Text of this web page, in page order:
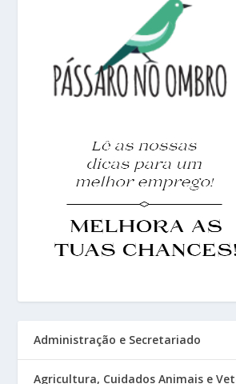
Administração e Secretariado
Agricultura, Cuidados Animais e